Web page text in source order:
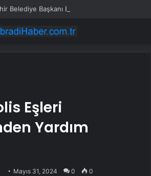
Eşleri
Yardım
Mayıs 31, 2024 0 0